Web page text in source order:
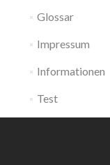
Glossar
Impressum
Informationen
Test